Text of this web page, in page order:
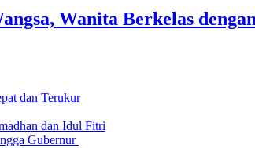
Wanita Berkelas
dan Terukur
dan Idul Fitri
Gubernur